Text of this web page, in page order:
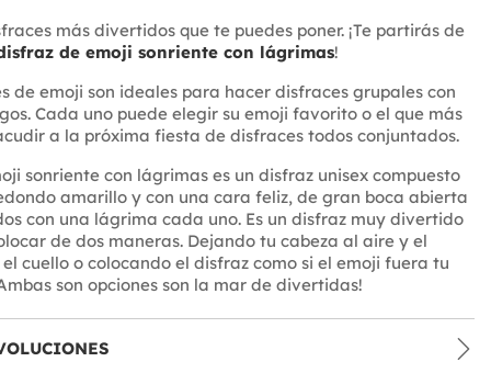
más divertidos que te puedes poner. ¡Te partirás de
de emoji sonriente con lágrimas!
de emoji son ideales para hacer disfraces grupales con
Cada uno puede elegir su emoji favorito o el que más
a la próxima fiesta de disfraces todos conjuntados.
sonriente con lágrimas es un disfraz unisex compuesto
amarillo y con una cara feliz, de gran boca abierta
con una lágrima cada uno. Es un disfraz muy divertido
de dos maneras. Dejando tu cabeza al aire y el
cuello o colocando el disfraz como si el emoji fuera tu
son opciones son la mar de divertidas!